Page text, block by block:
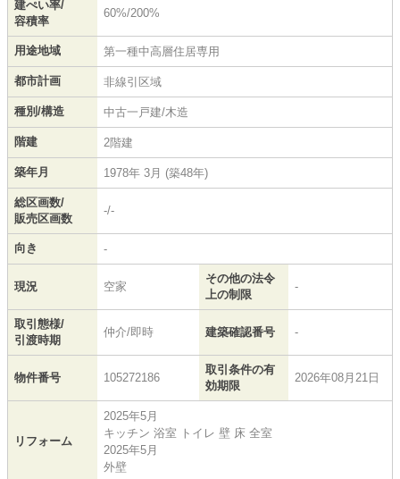
建ぺい率/
容積率
60%/200%
用途地域 第一種中高層住居専用
都市計画 非線引区域
種別/構造 中古一戸建/木造
階建 2階建
築年月 1978年 3月 (築48年)
総区画数/
販売区画数
-/-
向き -
現況 空家
その他の法令
上の制限
-
取引態様/
引渡時期
仲介/即時 建築確認番号 -
物件番号 105272186
取引条件の有
効期限
2026年08月21日
リフォーム
2025年5月
キッチン 浴室 トイレ 壁 床 全室
2025年5月
外壁